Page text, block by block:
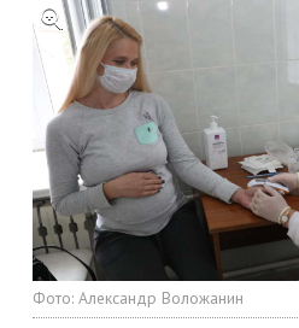
Фото: Александр Воложанин